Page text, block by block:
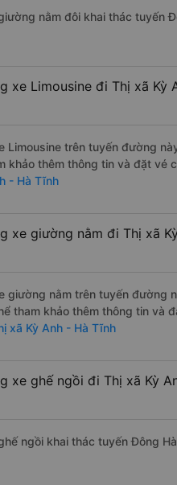
nằm đôi khai thác tuyến
xe Limousine đi Thị xã Kỳ
trên tuyến đường
khảo thêm thông tin và đặt vé
- Hà Tĩnh
xe giường nằm đi Thị xã
nằm trên tuyến đường
tham khảo thêm thông tin và
xã Kỳ Anh - Hà Tĩnh
xe ghế ngồi đi Thị xã Kỳ
ngồi khai thác tuyến Đông